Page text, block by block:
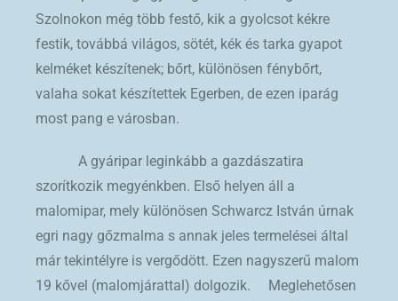
Szolnokon még több festő, kik a gyolcsot kékre
festik, továbbá világos, sötét, kék és tarka gyapot
kelméket készítenek; bőrt, különösen fénybőrt,
valaha sokat készítettek Egerben, de ezen iparág
most pang e városban.
A gyáripar leginkább a gazdászatira
szorítkozik megyénkben. Első helyen áll a
malomipar, mely különösen Schwarcz István úrnak
egri nagy gőzmalma s annak jeles termelései által
már tekintélyre is vergődött. Ezen nagyszerű malom
19 kővel (malomjárattal) dolgozik. Meglehetősen